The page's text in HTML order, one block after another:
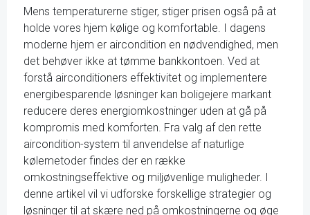
Mens temperaturerne stiger, stiger prisen også på at
holde vores hjem kølige og komfortable. I dagens
moderne hjem er aircondition en nødvendighed, men
det behøver ikke at tømme bankkontoen. Ved at
forstå airconditioners effektivitet og implementere
energibesparende løsninger kan boligejere markant
reducere deres energiomkostninger uden at gå på
kompromis med komforten. Fra valg af den rette
aircondition-system til anvendelse af naturlige
kølemetoder findes der en række
omkostningseffektive og miljøvenlige muligheder. I
denne artikel vil vi udforske forskellige strategier og
løsninger til at skære ned på omkostningerne og øge